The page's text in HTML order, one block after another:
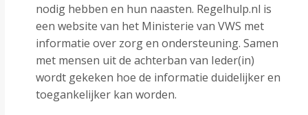
nodig hebben en hun naasten. Regelhulp.nl is
een website van het Ministerie van VWS met
informatie over zorg en ondersteuning. Samen
met mensen uit de achterban van Ieder(in)
wordt gekeken hoe de informatie duidelijker en
toegankelijker kan worden.